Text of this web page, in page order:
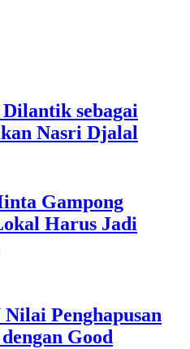
sebagai
Nasri Djalal
Gampong
Harus Jadi
Penghapusan
Good